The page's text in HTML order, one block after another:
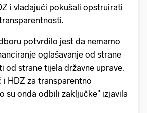
i vladajući pokušali opstruirati
potvrdilo jest da nemamo
oglašavanje od strane
od strane tijela državne uprave.
i HDZ za transparentno
su onda odbili zaključke" izjavila